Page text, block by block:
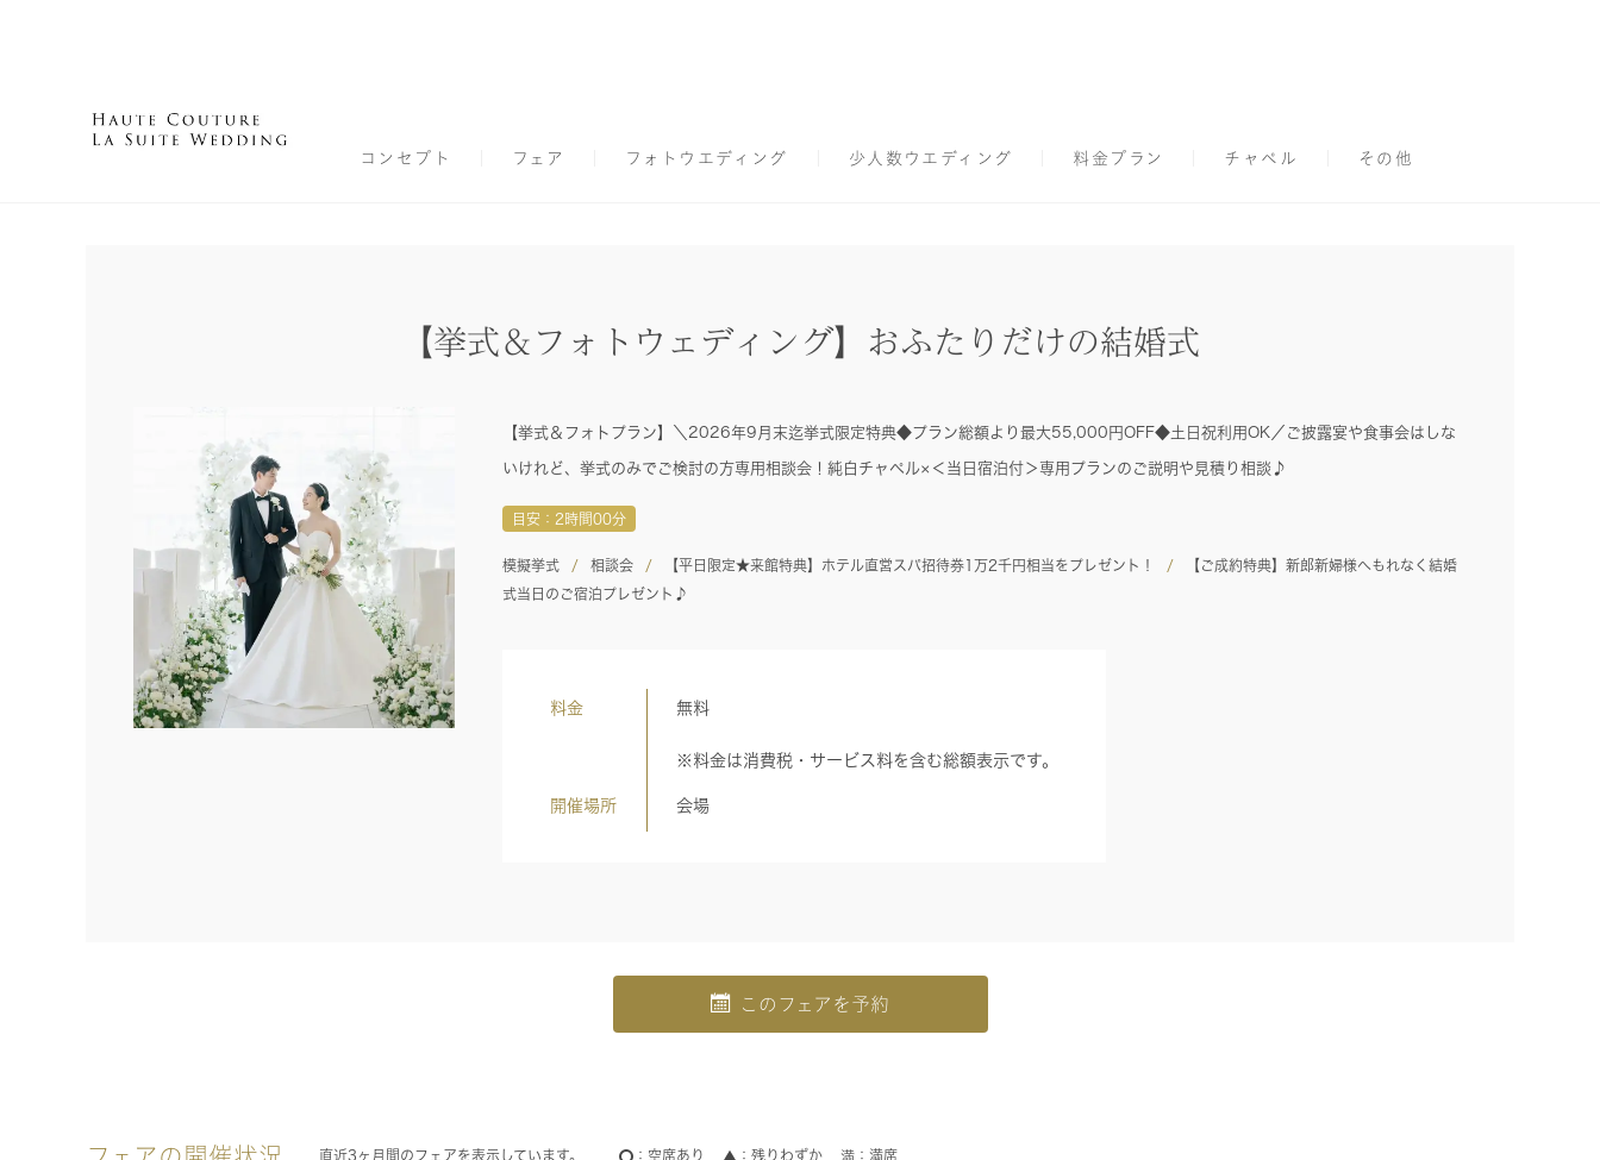
コンセプト フェア フォトウエディング 少人数ウエディング 料金プラン チャペル その他
【挙式＆フォトウェディング】おふたりだけの結婚式
【挙式＆フォトプラン】＼2026年9月末迄挙式限定特典◆プラン総額より最大55,000円OFF◆土日祝利用OK／ご披露宴や食事会はしな
いけれど、挙式のみでご検討の方専用相談会！純白チャペル×＜当日宿泊付＞専用プランのご説明や見積り相談♪
目安：2時間00分
模擬挙式 相談会 【平日限定★来館特典】ホテル直営スパ招待券1万2千円相当をプレゼント！
【ご成約特典】新郎新婦様へもれなく結婚
式当日のご宿泊プレゼント♪
料金 無料
※料金は消費税・サービス料を含む総額表示です。
開催場所 会場
このフェアを予約
直近3ヶ月間のフェアを表示しています。 空席あり 残りわずか 満席